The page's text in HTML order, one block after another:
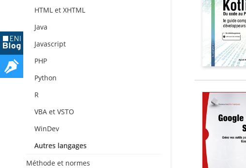
HTML et XHTML
Java
Javascript
PHP
Python
R
VBA et VSTO
WinDev
Autres langages
Méthode et normes